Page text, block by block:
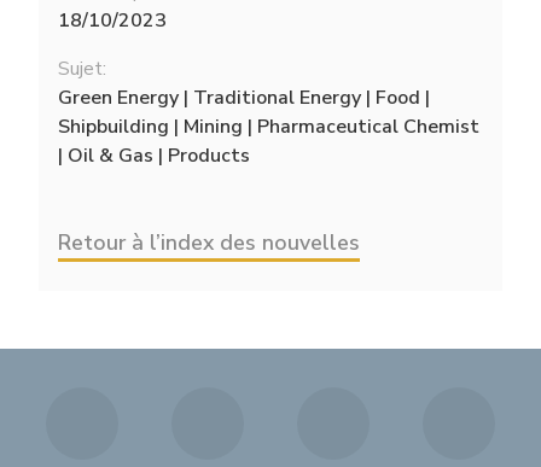
18/10/2023
Sujet:
Green Energy | Traditional Energy | Food |
Shipbuilding | Mining | Pharmaceutical Chemist
| Oil & Gas | Products
Retour à l’index des nouvelles